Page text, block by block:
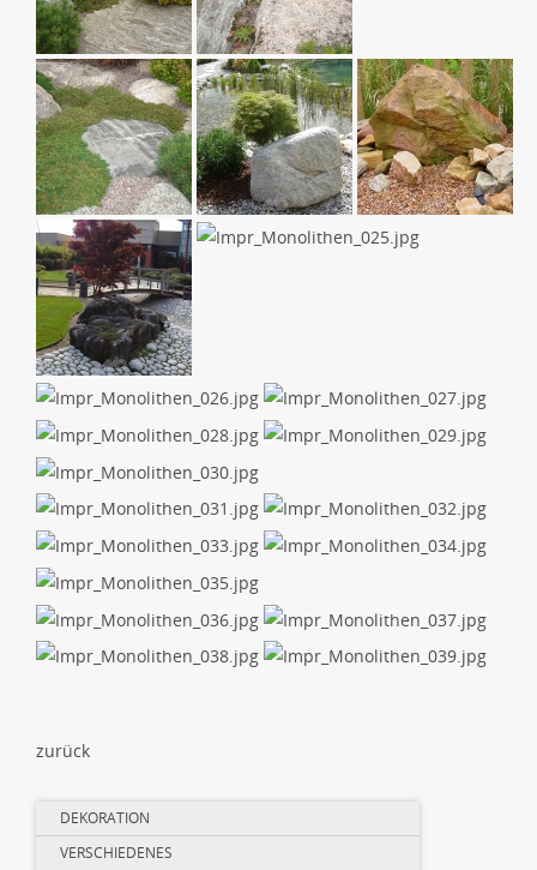
zurück
Navigation
überspringen
DEKORATION
VERSCHIEDENES